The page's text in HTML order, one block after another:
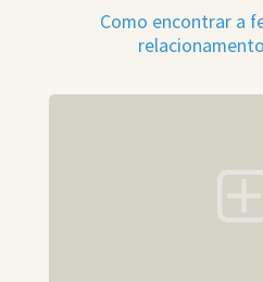
Como encontrar a